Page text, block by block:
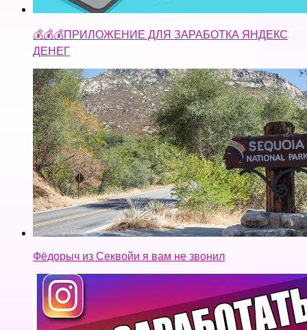
💰💰💰ПРИЛОЖЕНИЕ ДЛЯ ЗАРАБОТКА ЯНДЕКС
ДЕНЕГ
Фёдорыч из Секвойи я вам не звонил